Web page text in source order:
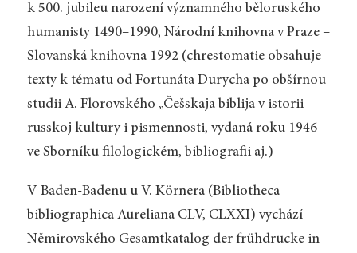
k 500. jubileu narození významného běloruského
humanisty 1490–1990, Národní knihovna v Praze –
Slovanská knihovna 1992 (chrestomatie obsahuje
texty k tématu od Fortunáta Durycha po obšírnou
studii A. Florovského „Češskaja biblija v istorii
russkoj kultury i pismennosti, vydaná roku 1946
ve Sborníku filologickém, bibliografii aj.)
V Baden-Badenu u V. Körnera (Bibliotheca
bibliographica Aureliana CLV, CLXXI) vychází
Němirovského Gesamtkatalog der frühdrucke in